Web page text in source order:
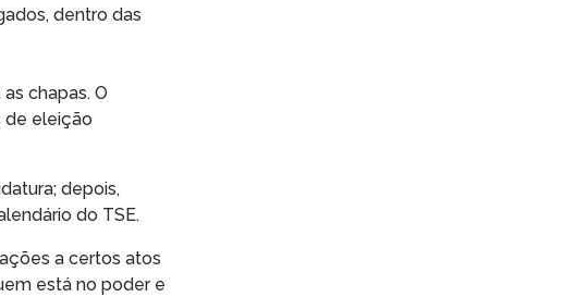
dentro das
chapas. O
de eleição
depois,
do TSE.
a certos atos
está no poder e